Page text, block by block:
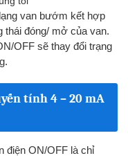
van bướm kết hợp
thái đóng/ mở của van.
OFF sẽ thay đổi trạng
tính 4 – 20 mA
điện ON/OFF là chỉ